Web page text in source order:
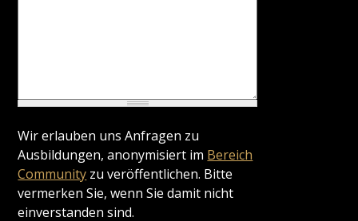
Wir erlauben uns Anfragen zu
Ausbildungen, anonymisiert im Bereich
Community zu veröffentlichen. Bitte
vermerken Sie, wenn Sie damit nicht
einverstanden sind.